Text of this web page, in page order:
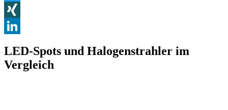
Twitter
XING
LED-Spots und Halogenstrahler im
Vergleich